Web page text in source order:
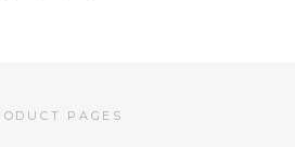
PAGES